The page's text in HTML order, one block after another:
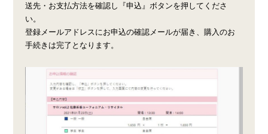
送先・お支払方法を確認し『申込』ボタンを押してくださ
い。
登録メールアドレスにお申込の確認メールが届き、購入のお
手続きは完了となります。